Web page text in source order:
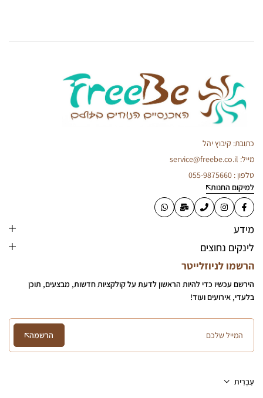
כתובת: קיבוץ יהל
מייל: service@freebe.co.il
טלפון : 055-9875660
למיקום החנות
מידע
לינקים נחוצים
הרשמו לניוזלייטר
הירשם עכשיו כדי להיות הראשון לדעת על קולקציות חדשות, מבצעים, תוכן
בלעדי, אירועים ועוד!
הרשמה
עִבְרִית